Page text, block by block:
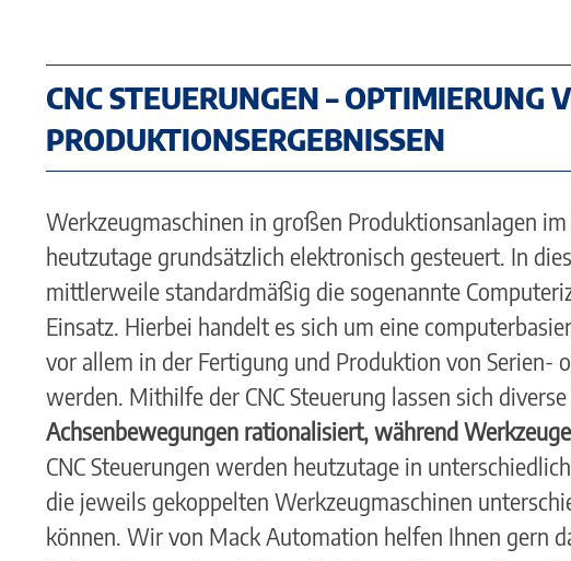
CNC STEUERUNGEN – OPTIMIERUNG
PRODUKTIONSERGEBNISSEN
Werkzeugmaschinen in großen Produktionsanlagen
heutzutage grundsätzlich elektronisch gesteuert. In
mittlerweile standardmäßig die sogenannte
Einsatz. Hierbei handelt es sich um eine
vor allem in der Fertigung und Produktion von Serien-
werden. Mithilfe der CNC Steuerung lassen sich
Achsenbewegungen rationalisiert, während
CNC Steuerungen werden heutzutage in
die jeweils gekoppelten Werkzeugmaschinen
können. Wir von Mack Automation helfen Ihnen gern